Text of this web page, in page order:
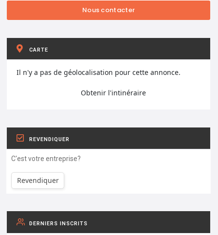
CARTE
Il n'y a pas de géolocalisation pour cette annonce.
Obtenir l'intinéraire
REVENDIQUER
C'est votre entreprise?
Revendiquer
DERNIERS INSCRITS